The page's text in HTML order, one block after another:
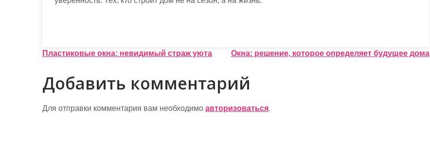
Н
а
в
и
Пластиковые окна: невидимый страж уюта Окна: решение, которое определяет будущее дома
Добавить комментарий
Для отправки комментария вам необходимо авторизоваться.